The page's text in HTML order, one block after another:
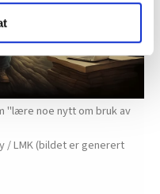
hk-nytt.no
(cookies) for å
slik at vi tilby
og utarbeide
du bruker
Disse er angitt i
"lære noe nytt om bruk av
/ LMK (bildet er generert